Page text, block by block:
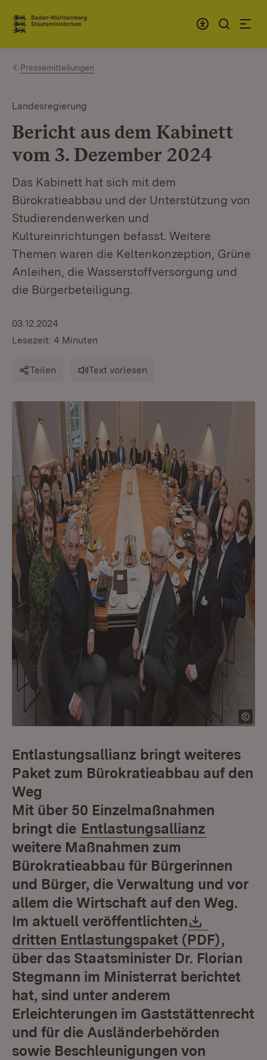
Zum Inhalt springen
Link zur Startseite
Pressemitteilungen
Landesregierung
Bericht aus dem Kabinett
vom 3. Dezember 2024
Das Kabinett hat sich mit dem
Bürokratieabbau und der Unterstützung von
Studierendenwerken und
Kultureinrichtungen befasst. Weitere
Themen waren die Keltenkonzeption, Grüne
Anleihen, die Wasserstoffversorgung und
die Bürgerbeteiligung.
03.12.2024
Lesezeit: 4 Minuten
Teilen Text vorlesen
Entlastungsallianz bringt weiteres
Paket zum Bürokratieabbau auf den
Weg
Mit über 50 Einzelmaßnahmen
bringt die Entlastungsallianz
weitere Maßnahmen zum
Bürokratieabbau für Bürgerinnen
und Bürger, die Verwaltung und vor
allem die Wirtschaft auf den Weg.
Im aktuell veröffentlichten
dritten Entlastungspaket (PDF),
über das Staatsminister Dr. Florian
Stegmann im Ministerrat berichtet
hat, sind unter anderem
Erleichterungen im Gaststättenrecht
und für die Ausländerbehörden
sowie Beschleunigungen von